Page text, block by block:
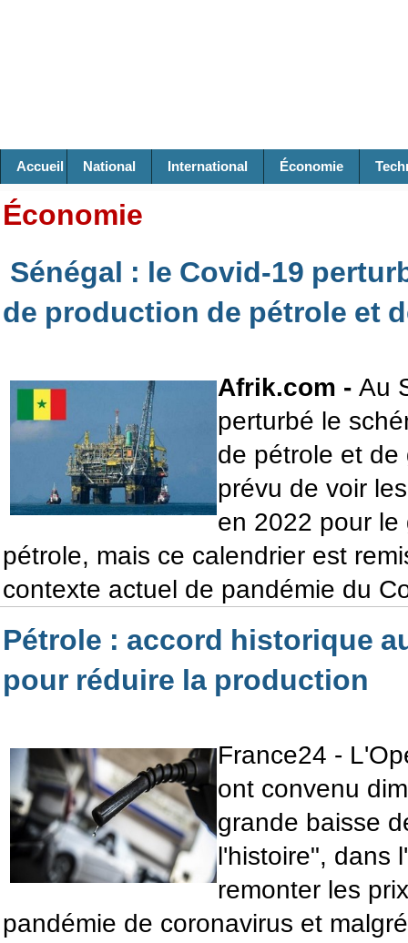
Accueil National International Économie
Économie
Sénégal : le Covid-19
de production de pétrole et
Afrik.com - Au
perturbé le
de pétrole et
prévu de voir
en 2022 pour
pétrole, mais ce calendrier est
contexte actuel de pandémie du
Pétrole : accord historique
pour réduire la production
France24 -
ont convenu
grande baisse
l'histoire", dans
remonter les
pandémie de coronavirus et